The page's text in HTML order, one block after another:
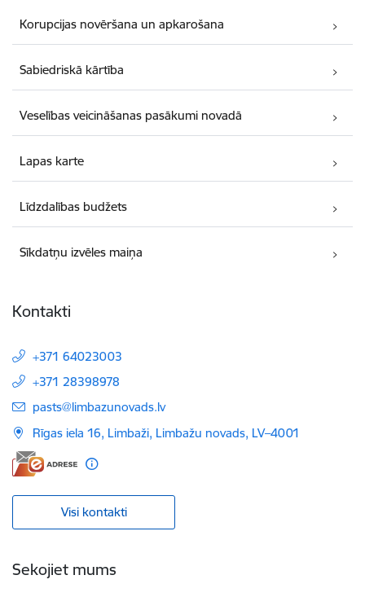
Korupcijas novēršana un apkarošana
Sabiedriskā kārtība
Veselības veicināšanas pasākumi novadā
Lapas karte
Līdzdalības budžets
Sīkdatņu izvēles maiņa
Kontakti
+371 64023003
+371 28398978
E-pasts:
pasts@limbazunovads.lv
Rīgas iela 16, Limbaži, Limbažu novads, LV–4001
Visi kontakti
Sekojiet mums